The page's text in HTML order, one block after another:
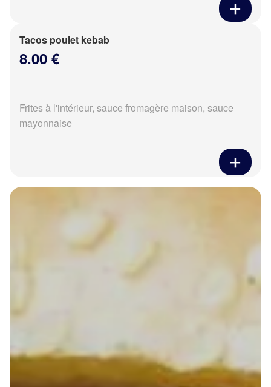
Tacos poulet kebab
8.00 €
Frites à l'intérieur, sauce fromagère maison, sauce
mayonnaise